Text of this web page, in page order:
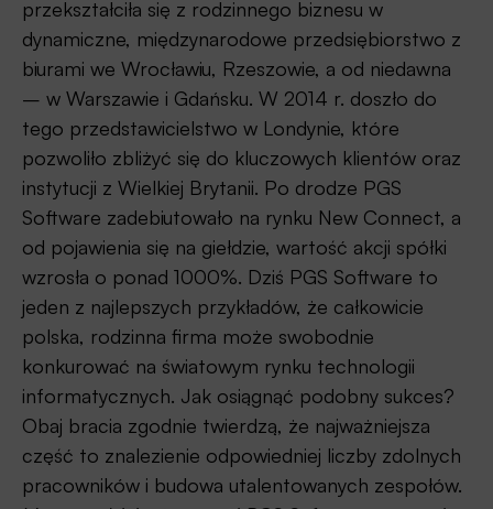
przekształciła się z rodzinnego biznesu w
dynamiczne, międzynarodowe przedsiębiorstwo z
biurami we Wrocławiu, Rzeszowie, a od niedawna
– w Warszawie i Gdańsku. W 2014 r. doszło do
tego przedstawicielstwo w Londynie, które
pozwoliło zbliżyć się do kluczowych klientów oraz
instytucji z Wielkiej Brytanii. Po drodze PGS
Software zadebiutowało na rynku New Connect, a
od pojawienia się na giełdzie, wartość akcji spółki
wzrosła o ponad 1000%. Dziś PGS Software to
jeden z najlepszych przykładów, że całkowicie
polska, rodzinna firma może swobodnie
konkurować na światowym rynku technologii
informatycznych. Jak osiągnąć podobny sukces?
Obaj bracia zgodnie twierdzą, że najważniejsza
część to znalezienie odpowiedniej liczby zdolnych
pracowników i budowa utalentowanych zespołów.